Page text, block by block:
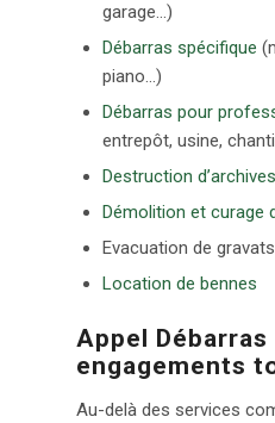
garage…)
Débarras spécifique
piano…)
Débarras pour
entrepôt, usine,
Destruction
Démolition et curage
Evacuation de gravats
Location de bennes
Appel
engagements
Au-delà des services